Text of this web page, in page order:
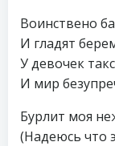
Воинствено
И гладят
У девочек
И мир
Бурлит моя
(Надеюсь что